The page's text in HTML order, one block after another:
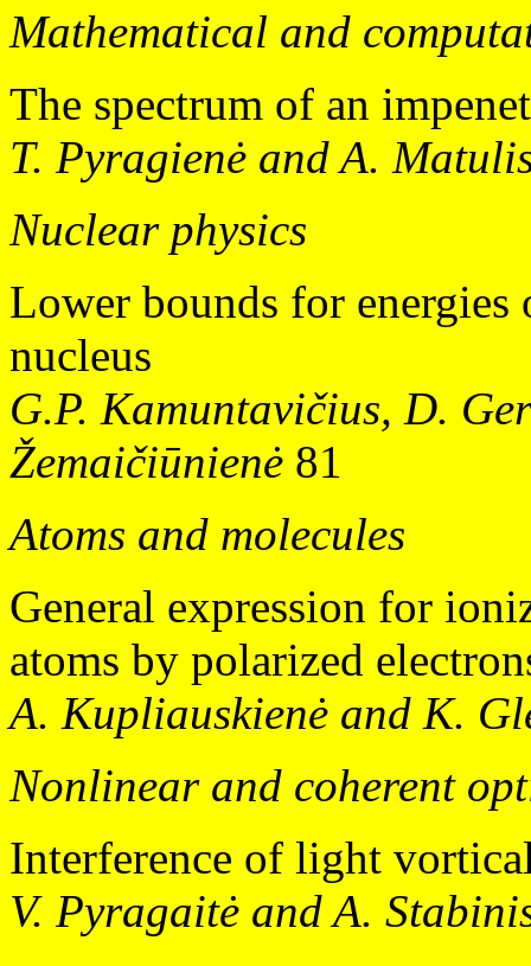
Mathematical and
The spectrum of an
T. Pyragienė and A.
Nuclear physics
Lower bounds for energies
nucleus
G.P. Kamuntavičius, D.
Žemaičiūnienė 81
Atoms and molecules
General expression for
atoms by polarized
A. Kupliauskienė and K.
Nonlinear and coherent
Interference of light
V. Pyragaitė and A.